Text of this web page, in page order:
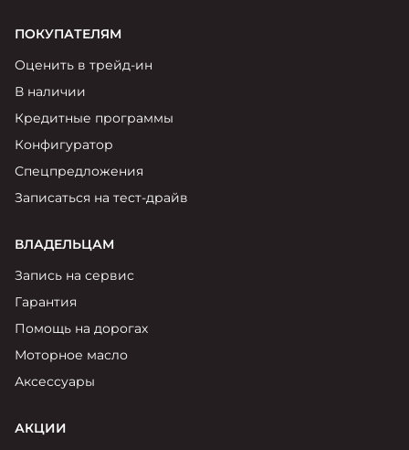
ПОКУПАТЕЛЯМ
Оценить в трейд-ин
В наличии
Кредитные программы
Конфигуратор
Спецпредложения
Записаться на тест-драйв
ВЛАДЕЛЬЦАМ
Запись на сервис
Гарантия
Помощь на дорогах
Моторное масло
Аксессуары
АКЦИИ